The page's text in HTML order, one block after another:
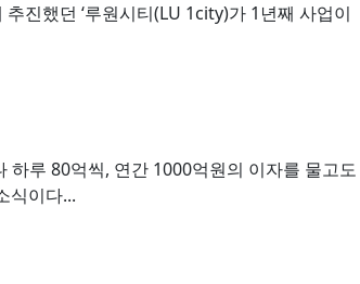
진했던 ‘루원시티(LU 1city)가 1년째 사업이
루 80억씩, 연간 1000억원의 이자를 물고도
식이다...